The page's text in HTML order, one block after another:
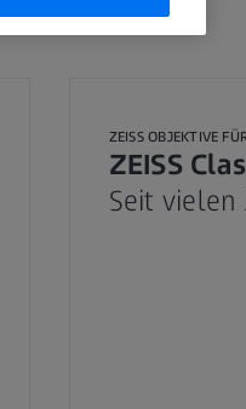
ZEISS OBJEKTIVE
ZEISS
Seit vielen